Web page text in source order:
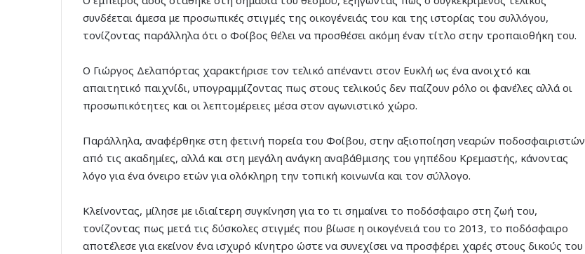
συνδέεται άμεσα με προσωπικές στιγμές της οικογένειάς του και της ιστορίας του συλλόγου,
τονίζοντας παράλληλα ότι ο Φοίβος θέλει να προσθέσει ακόμη έναν τίτλο στην τροπαιοθήκη του.
Ο Γιώργος Δελαπόρτας χαρακτήρισε τον τελικό απέναντι στον Ευκλή ως ένα ανοιχτό και
απαιτητικό παιχνίδι, υπογραμμίζοντας πως στους τελικούς δεν παίζουν ρόλο οι φανέλες αλλά οι
προσωπικότητες και οι λεπτομέρειες μέσα στον αγωνιστικό χώρο.
Παράλληλα, αναφέρθηκε στη φετινή πορεία του Φοίβου, στην αξιοποίηση νεαρών ποδοσφαιριστών
από τις ακαδημίες, αλλά και στη μεγάλη ανάγκη αναβάθμισης του γηπέδου Κρεμαστής, κάνοντας
λόγο για ένα όνειρο ετών για ολόκληρη την τοπική κοινωνία και τον σύλλογο.
Κλείνοντας, μίλησε με ιδιαίτερη συγκίνηση για το τι σημαίνει το ποδόσφαιρο στη ζωή του,
τονίζοντας πως μετά τις δύσκολες στιγμές που βίωσε η οικογένειά του το 2013, το ποδόσφαιρο
αποτέλεσε για εκείνον ένα ισχυρό κίνητρο ώστε να συνεχίσει να προσφέρει χαρές στους δικούς του